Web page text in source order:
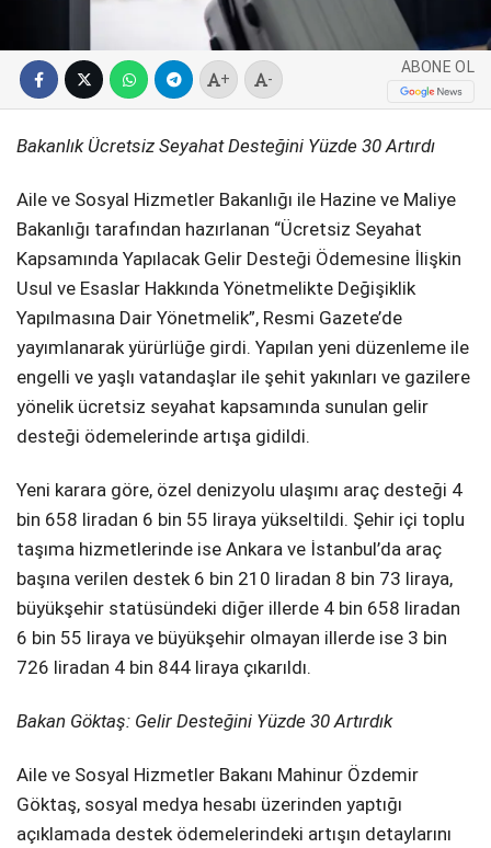
WhatsApp İhbar
Instagram
Youtube
SERVISLER
+ -
ABONE OL
Bakanlık Ücretsiz Seyahat Desteğini Yüzde 30 Artırdı
Aile ve Sosyal Hizmetler Bakanlığı ile Hazine ve Maliye
Bakanlığı tarafından hazırlanan “Ücretsiz Seyahat
Kapsamında Yapılacak Gelir Desteği Ödemesine İlişkin
Usul ve Esaslar Hakkında Yönetmelikte Değişiklik
Yapılmasına Dair Yönetmelik”, Resmi Gazete’de
yayımlanarak yürürlüğe girdi. Yapılan yeni düzenleme ile
engelli ve yaşlı vatandaşlar ile şehit yakınları ve gazilere
yönelik ücretsiz seyahat kapsamında sunulan gelir
desteği ödemelerinde artışa gidildi.
Yeni karara göre, özel denizyolu ulaşımı araç desteği 4
bin 658 liradan 6 bin 55 liraya yükseltildi. Şehir içi toplu
taşıma hizmetlerinde ise Ankara ve İstanbul’da araç
başına verilen destek 6 bin 210 liradan 8 bin 73 liraya,
büyükşehir statüsündeki diğer illerde 4 bin 658 liradan
6 bin 55 liraya ve büyükşehir olmayan illerde ise 3 bin
726 liradan 4 bin 844 liraya çıkarıldı.
Bakan Göktaş: Gelir Desteğini Yüzde 30 Artırdık
Aile ve Sosyal Hizmetler Bakanı Mahinur Özdemir
Göktaş, sosyal medya hesabı üzerinden yaptığı
açıklamada destek ödemelerindeki artışın detaylarını